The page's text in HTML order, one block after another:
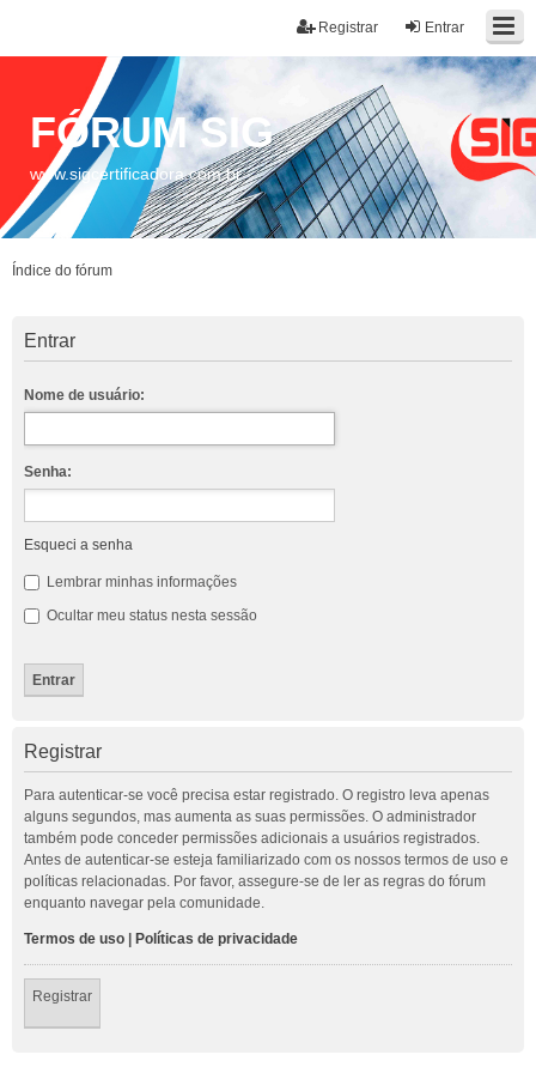
Entrar
Registrar
FÓRUM SIG
www.sigcertificadora.com.br
Índice do fórum
Entrar
Nome de usuário:
Senha:
Esqueci a senha
Lembrar minhas informações
Ocultar meu status nesta sessão
Registrar
Para autenticar-se você precisa estar registrado. O registro leva apenas
alguns segundos, mas aumenta as suas permissões. O administrador
também pode conceder permissões adicionais a usuários registrados.
Antes de autenticar-se esteja familiarizado com os nossos termos de uso e
políticas relacionadas. Por favor, assegure-se de ler as regras do fórum
enquanto navegar pela comunidade.
Termos de uso Políticas de privacidade
Registrar